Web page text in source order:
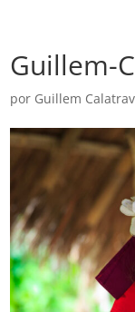
Guillem-
por Guillem